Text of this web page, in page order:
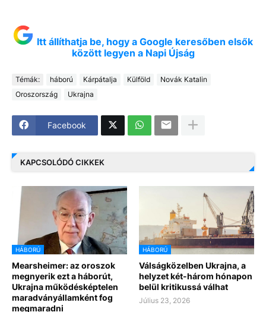
Itt állíthatja be, hogy a Google keresőben elsők
között legyen a Napi Újság
Témák: háború Kárpátalja Külföld
Novák Katalin
Oroszország
Ukrajna
Facebook
KAPCSOLÓDÓ CIKKEK
HÁBORÚ
Mearsheimer: az oroszok
megnyerik ezt a háborút,
Ukrajna működésképtelen
maradványállamként fog
megmaradni
HÁBORÚ
Válságközelben Ukrajna, a
helyzet két-három hónapon
belül kritikussá válhat
Július 23, 2026